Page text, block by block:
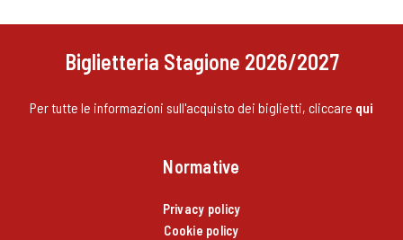
Biglietteria Stagione 2026/2027
Per tutte le informazioni sull'acquisto dei biglietti, cliccare qui
Normative
Privacy policy
Cookie policy